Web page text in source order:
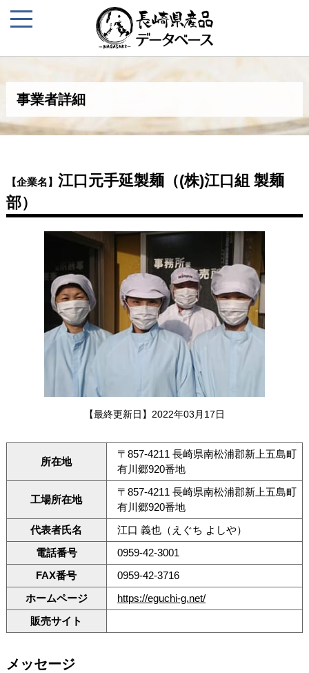
事業者詳細
【企業名】 江口元手延製麺（(株)江口組 製麺
部）
【最終更新日】2022年03月17日
所在地
〒857-4211 長崎県南松浦郡新上五島町
有川郷920番地
工場所在地
〒857-4211 長崎県南松浦郡新上五島町
有川郷920番地
代表者氏名
江口 義也（えぐち よしや）
電話番号
0959-42-3001
FAX番号
0959-42-3716
ホームページ
https://eguchi-g.net/
販売サイト
メッセージ